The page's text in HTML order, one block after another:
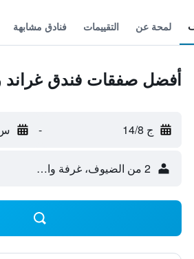
لمحة عن التقييمات فنادق مشابهة
أفضل صفقات فندق غراند
ج 14/8 - س
2 من الضيوف، غرفة واحدة